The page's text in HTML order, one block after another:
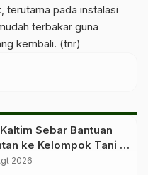
terutama pada instalasi
terbakar guna
kembali. (tnr)
Sebar Bantuan
ke Kelompok Tani di
dan Kota
2026